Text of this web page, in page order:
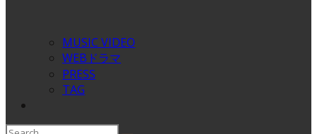
MUSIC VIDEO
WEBドラマ
PRESS
TAG